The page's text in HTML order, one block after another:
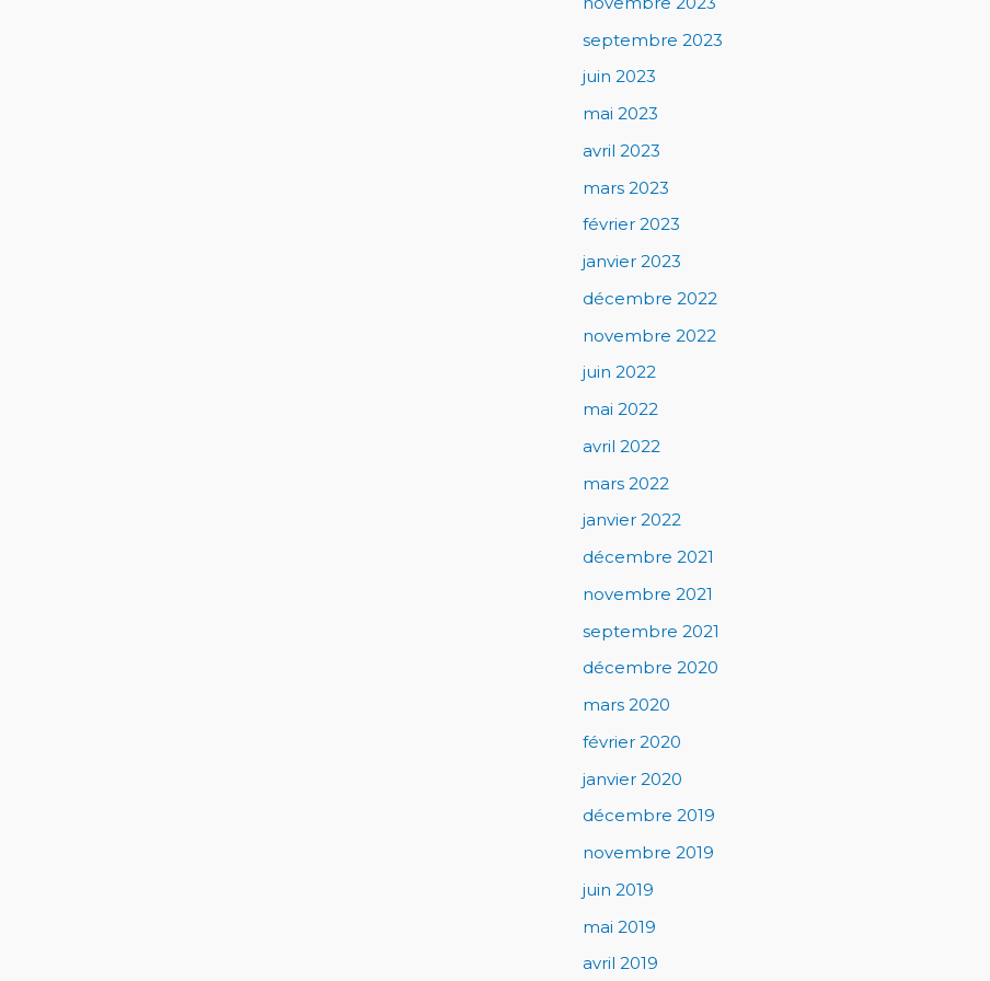
septembre 2023
juin 2023
mai 2023
avril 2023
mars 2023
février 2023
janvier 2023
décembre 2022
novembre 2022
juin 2022
mai 2022
avril 2022
mars 2022
janvier 2022
décembre 2021
novembre 2021
septembre 2021
décembre 2020
mars 2020
février 2020
janvier 2020
décembre 2019
novembre 2019
juin 2019
mai 2019
avril 2019